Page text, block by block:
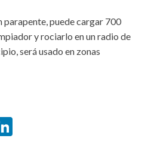
parapente, puede cargar 700
y rociarlo en un radio de
será usado en zonas